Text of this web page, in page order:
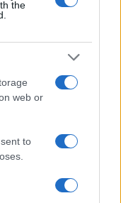
the
web or
to
e in Gallura
Gallura, la
un chiosco e due
gallurese con il